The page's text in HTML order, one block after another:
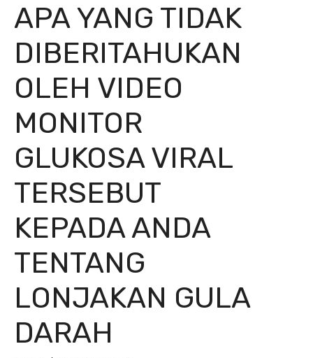
APA YANG TIDAK
DIBERITAHUKAN
OLEH VIDEO
MONITOR
GLUKOSA VIRAL
TERSEBUT
KEPADA ANDA
TENTANG
LONJAKAN GULA
DARAH